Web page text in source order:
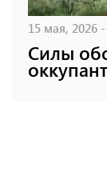
15 мая, 2026
Силы